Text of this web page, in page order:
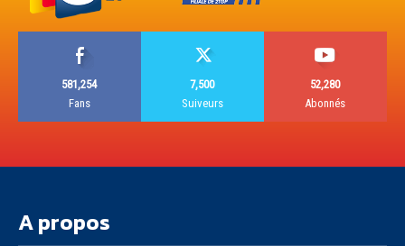
581,254
Fans
7,500
Suiveurs
52,280
Abonnés
A propos